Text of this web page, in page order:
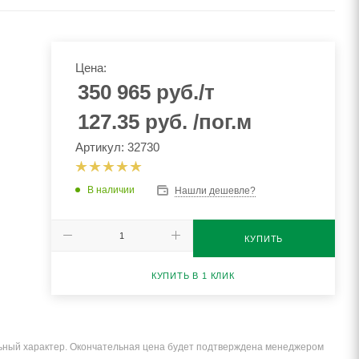
Цена:
350 965руб./т
127.35 руб. /пог.м
Артикул: 32730
В наличии Нашли дешевле?
КУПИТЬ
КУПИТЬ В 1 КЛИК
характер. Окончательная цена будет подтверждена менеджером